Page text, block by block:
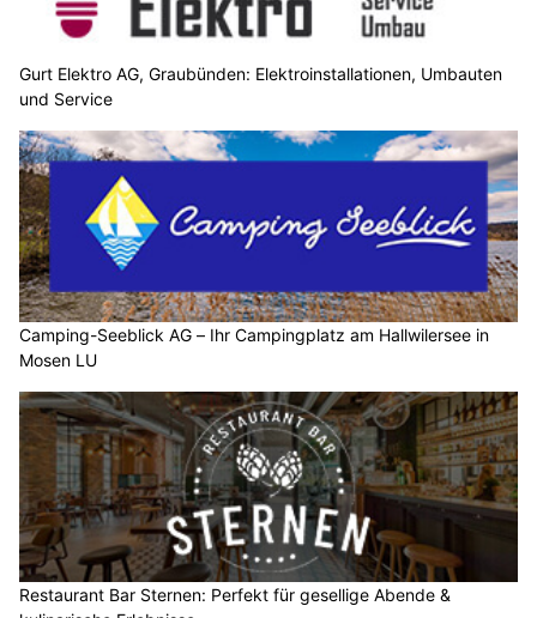
Gurt Elektro AG, Graubünden: Elektroinstallationen, Umbauten
und Service
Camping-Seeblick AG – Ihr Campingplatz am Hallwilersee in
Mosen LU
Restaurant Bar Sternen: Perfekt für gesellige Abende &